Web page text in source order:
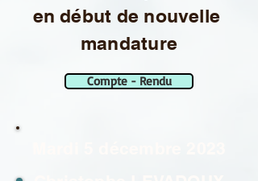
en début de nouvelle
mandature
Compte - Rendu